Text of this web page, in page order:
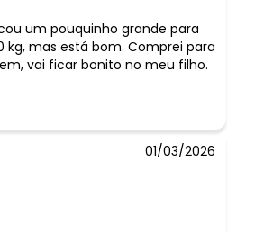
um pouquinho grande para
kg, mas está bom. Comprei para
vai ficar bonito no meu filho.
01/03/2026